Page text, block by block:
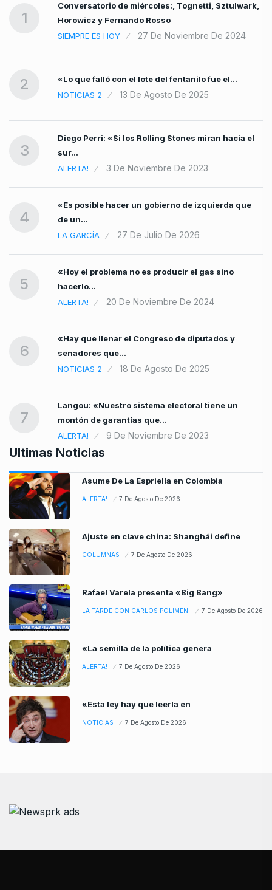
1
Conversatorio de miércoles:, Tognetti, Sztulwark,
Horowicz y Fernando Rosso
SIEMPRE ES HOY
27 De Noviembre De 2024
2
«Lo que falló con el lote del fentanilo fue el…
NOTICIAS 2
13 De Agosto De 2025
3
Diego Perri: «Si los Rolling Stones miran hacia el
sur…
ALERTA!
3 De Noviembre De 2023
4
«Es posible hacer un gobierno de izquierda que
de un…
LA GARCÍA
27 De Julio De 2026
5
«Hoy el problema no es producir el gas sino
hacerlo…
ALERTA!
20 De Noviembre De 2024
6
«Hay que llenar el Congreso de diputados y
senadores que…
NOTICIAS 2
18 De Agosto De 2025
7
Langou: «Nuestro sistema electoral tiene un
montón de garantías que…
ALERTA!
9 De Noviembre De 2023
Ultimas Noticias
Asume De La Espriella en Colombia
ALERTA! 7 De Agosto De 2026
Ajuste en clave china: Shanghái define
COLUMNAS 7 De Agosto De 2026
Rafael Varela presenta «Big Bang»
LA TARDE CON CARLOS POLIMENI 7 De Agosto De 2026
«La semilla de la política genera
ALERTA! 7 De Agosto De 2026
«Esta ley hay que leerla en
NOTICIAS 7 De Agosto De 2026